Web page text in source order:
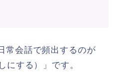
常会話で頻出するのが
にする）」です。